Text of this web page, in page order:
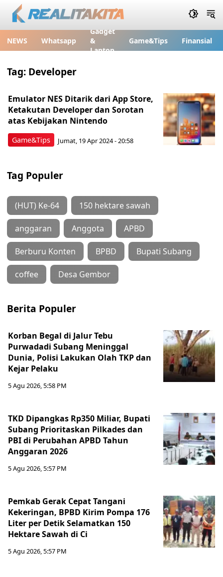
NEWS Whatsapp
Gadget
&
Laptop
Game&Tips Finansial
Tag: Developer
Game&Tips
Emulator NES Ditarik dari App Store,
Ketakutan Developer dan Sorotan
atas Kebijakan Nintendo
Jumat, 19 Apr 2024 - 20:58
Tag Populer
(HUT) Ke-64 150 hektare sawah
anggaran Anggota APBD
Berburu Konten BPBD Bupati Subang
coffee Desa Gembor
Berita Populer
Korban Begal di Jalur Tebu
Purwadadi Subang Meninggal
Dunia, Polisi Lakukan Olah TKP dan
Kejar Pelaku
5 Agu 2026, 5:58 PM
TKD Dipangkas Rp350 Miliar, Bupati
Subang Prioritaskan Pilkades dan
PBI di Perubahan APBD Tahun
Anggaran 2026
5 Agu 2026, 5:57 PM
Pemkab Gerak Cepat Tangani
Kekeringan, BPBD Kirim Pompa 176
Liter per Detik Selamatkan 150
Hektare Sawah di Ci
5 Agu 2026, 5:57 PM